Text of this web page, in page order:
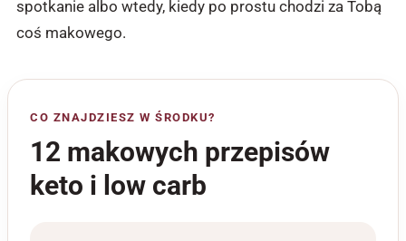
spotkanie albo wtedy, kiedy po prostu chodzi za Tobą
coś makowego.
CO ZNAJDZIESZ W ŚRODKU?
12 makowych przepisów
keto i low carb